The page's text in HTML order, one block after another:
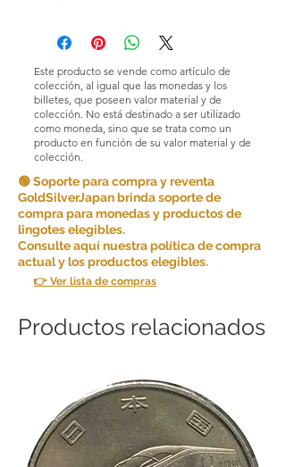
Este producto se vende como artículo de
colección, al igual que las monedas y los
billetes, que poseen valor material y de
colección. No está destinado a ser utilizado
como moneda, sino que se trata como un
producto en función de su valor material y de
colección.
🟢 Soporte para compra y reventa
GoldSilverJapan brinda soporte de
compra para monedas y productos de
lingotes elegibles.
Consulte aquí nuestra política de compra
actual y los productos elegibles.
👉 Ver lista de compras
Productos relacionados